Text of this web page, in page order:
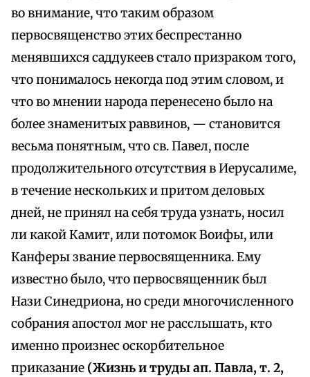
во внимание, что таким образом
первосвященство этих беспрестанно
менявшихся саддукеев стало призраком того,
что понималось некогда под этим словом, и
что во мнении народа перенесено было на
более знаменитых раввинов, — становится
весьма понятным, что св. Павел, после
продолжительного отсутствия в Иерусалиме,
в течение нескольких и притом деловых
дней, не принял на себя труда узнать, носил
ли какой Камит, или потомок Воифы, или
Канферы звание первосвященника. Ему
известно было, что первосвященник был
Нази Синедриона, но среди многочисленного
собрания апостол мог не расслышать, кто
именно произнес оскорбительное
приказание (Жизнь и труды ап. Павла, т. 2,